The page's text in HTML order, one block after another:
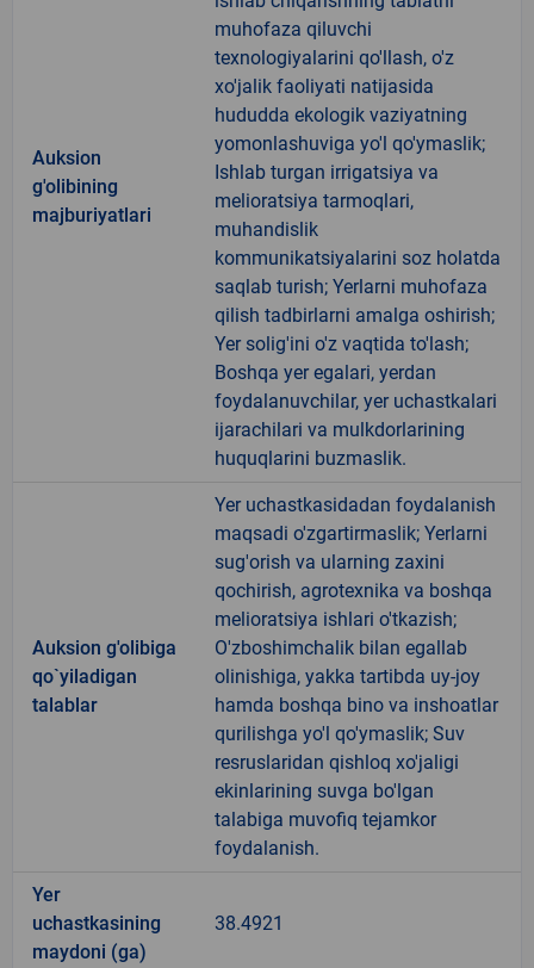
Auksion
g'olibining
majburiyatlari
muhofaza qiluvchi
texnologiyalarini qo'llash, o'z
xo'jalik faoliyati natijasida
hududda ekologik vaziyatning
yomonlashuviga yo'l qo'ymaslik;
Ishlab turgan irrigatsiya va
melioratsiya tarmoqlari,
muhandislik
kommunikatsiyalarini soz holatda
saqlab turish; Yerlarni muhofaza
qilish tadbirlarni amalga oshirish;
Yer solig'ini o'z vaqtida to'lash;
Boshqa yer egalari, yerdan
foydalanuvchilar, yer uchastkalari
ijarachilari va mulkdorlarining
huquqlarini buzmaslik.
Auksion g'olibiga
qo`yiladigan
talablar
Yer uchastkasidadan foydalanish
maqsadi o'zgartirmaslik; Yerlarni
sug'orish va ularning zaxini
qochirish, agrotexnika va boshqa
melioratsiya ishlari o'tkazish;
O'zboshimchalik bilan egallab
olinishiga, yakka tartibda uy-joy
hamda boshqa bino va inshoatlar
qurilishga yo'l qo'ymaslik; Suv
resruslaridan qishloq xo'jaligi
ekinlarining suvga bo'lgan
talabiga muvofiq tejamkor
foydalanish.
Yer
uchastkasining
maydoni (ga)
38.4921